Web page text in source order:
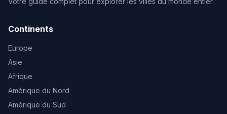
Continents
Europe
Asie
Afrique
Amérique du Nord
Amérique du Sud